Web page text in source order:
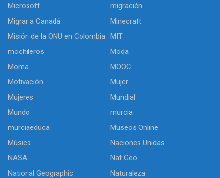
Microsoft
migración
Migrar a Canadá
Minecraft
Misión de la ONU en Colombia
MIT
mochileros
Moda
Moma
MOOC
Motivación
Mujer
Mujeres
Mundial
Mundo
murcia
murciaeduca
Museos Online
Música
Naciones Unidas
NASA
Nat Geo
National Geographic
Naturaleza